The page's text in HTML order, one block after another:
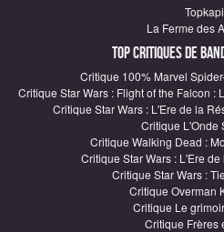
Topkapi
La Ferme des
Top critiques de
Critique 100% Marvel
Critique Star Wars : Flight of the Falcon :
Critique Star Wars : L'Ere de la
Critique L'Onde
Critique Walking Dead :
Critique Star Wars : L'Ere
Critique Star Wars :
Critique Overman
Critique Le
Critique Frères